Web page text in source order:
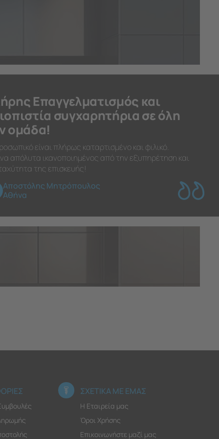
Επαγγελματισμός και
συγχαρητήρια σε όλη
ομάδα!
είναι πλήρως καταρτισμένο και φιλικό.
απόλυτα ικανοποιημένος από την εξυπηρέτηση και
της επισκευής!
Αποστόλης Μητρόπουλος
Αθήνα
ΣΧΕΤΙΚΑ ΜΕ ΕΜΑΣ
Η Εταιρεία μας
Όροι Χρήσης
Επικοινωνήστε μαζί μας